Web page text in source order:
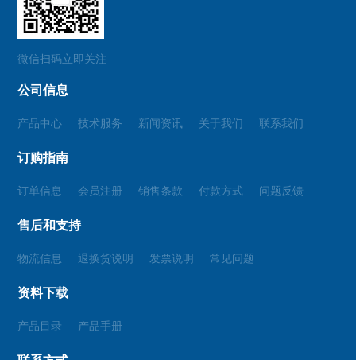
微信扫码立即关注
公司信息
产品中心 技术服务 新闻资讯 关于我们 联系我们
订购指南
订单信息 会员注册 销售条款 付款方式 问题反馈
售后和支持
物流信息 退换货说明 发票说明 常见问题
资料下载
产品目录 产品手册